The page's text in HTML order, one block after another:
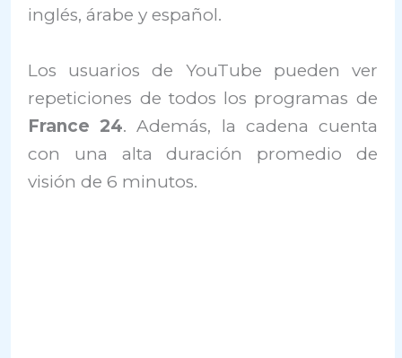
inglés, árabe y español.
Los usuarios de YouTube pueden ver
repeticiones de todos los programas de
France 24. Además, la cadena cuenta
con una alta duración promedio de
visión de 6 minutos.